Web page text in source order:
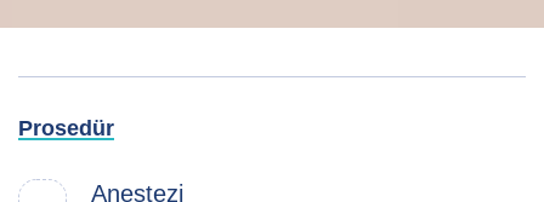
Prosedür
Anestezi